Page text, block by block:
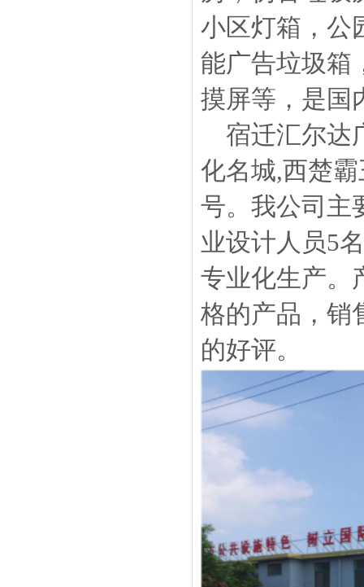
小区灯箱，公
能广告垃圾箱
摸屏等，是国
宿迁汇尔达
化名城,西楚
号。我公司主
业设计人员5
专业化生产。
格的产品，销
的好评。